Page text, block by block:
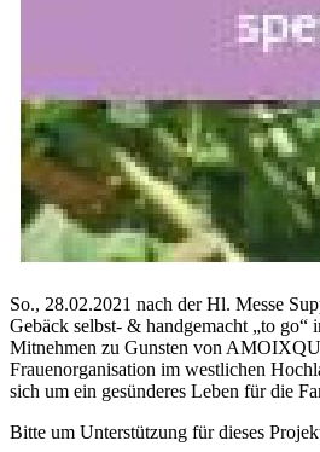
So., 28.02.2021 nach der Hl. Messe
Gebäck selbst- & handgemacht „to go“
Mitnehmen zu Gunsten von
Frauenorganisation im westlichen
sich um ein gesünderes Leben für die
Bitte um Unterstützung für dieses